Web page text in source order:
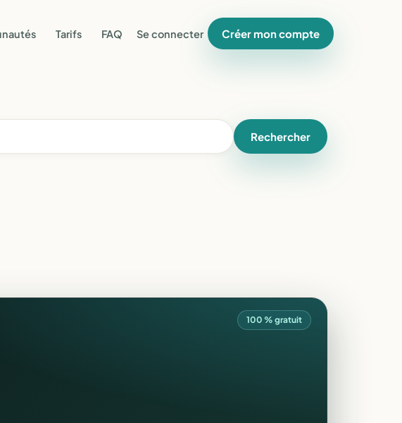
Tarifs FAQ Se connecter Créer mon compte
Rechercher
100 % gratuit